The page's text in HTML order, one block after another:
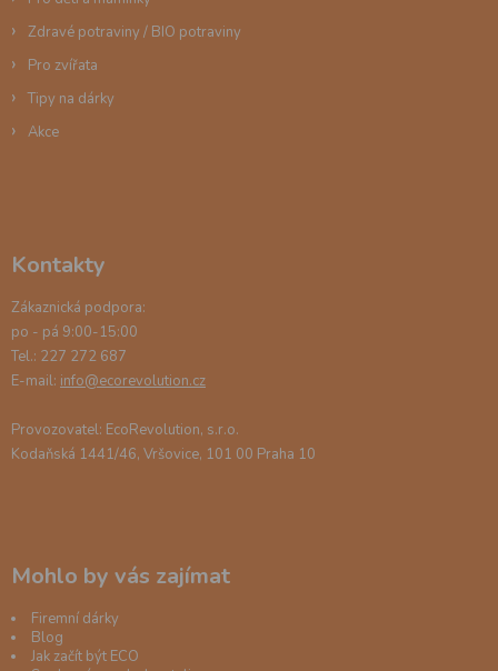
Zdravé potraviny / BIO potraviny
Pro zvířata
Tipy na dárky
Akce
Kontakty
Zákaznická podpora:
po - pá 9:00-15:00
Tel.: 227 272 687
E-mail: info@ecorevolution.cz
Provozovatel: EcoRevolution, s.r.o.
Kodaňská 1441/46, Vršovice, 101 00 Praha 10
Mohlo by vás zajímat
Firemní dárky
Blog
Jak začít být ECO